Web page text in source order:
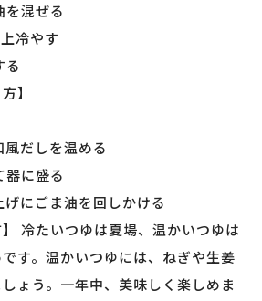
を混ぜる
冷やす
る
】
だしを温める
器に盛る
にごま油を回しかける
】 冷たいつゆは夏場、温かいつゆは
す。温かいつゆには、ねぎや生姜
ょう。一年中、美味しく楽しめま